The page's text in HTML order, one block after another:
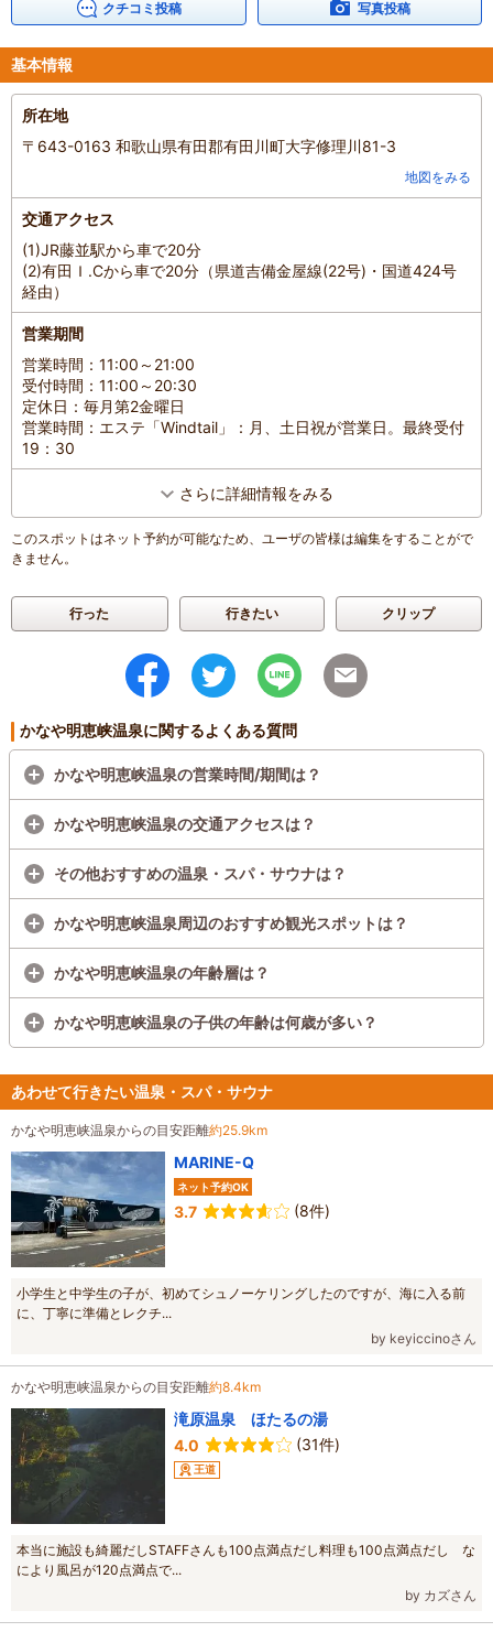
子どもの年齢： 13歳以上
人数：3人～5人
投稿日：2026年2月22日
クチコミ投稿 写真投稿
基本情報
所在地
〒643-0163 和歌山県有田郡有田川町大字修理川81-3
地図をみる
交通アクセス
(1)JR藤並駅から車で20分
(2)有田Ｉ.Cから車で20分（県道吉備金屋線(22号)・国道424号
経由）
営業期間
営業時間：11:00～21:00
受付時間：11:00～20:30
定休日：毎月第2金曜日
営業時間：エステ「Windtail」：月、土日祝が営業日。最終受付
19：30
さらに詳細情報をみる
このスポットはネット予約が可能なため、ユーザの皆様は編集をすることがで
きません。
行った 行きたい クリップ
かなや明恵峡温泉に関するよくある質問
かなや明恵峡温泉の営業時間/期間は？
かなや明恵峡温泉の交通アクセスは？
その他おすすめの温泉・スパ・サウナは？
かなや明恵峡温泉周辺のおすすめ観光スポットは？
かなや明恵峡温泉の年齢層は？
かなや明恵峡温泉の子供の年齢は何歳が多い？
あわせて行きたい温泉・スパ・サウナ
かなや明恵峡温泉からの目安距離約25.9km
MARINE-Q
ネット予約OK
3.7 (8件)
小学生と中学生の子が、初めてシュノーケリングしたのですが、海に入る前
に、丁寧に準備とレクチ...
by keyiccinoさん
かなや明恵峡温泉からの目安距離約8.4km
滝原温泉 ほたるの湯
4.0
(31件)
王道
本当に施設も綺麗だしSTAFFさんも100点満点だし料理も100点満点だし な
により風呂が120点満点で...
by カズさん